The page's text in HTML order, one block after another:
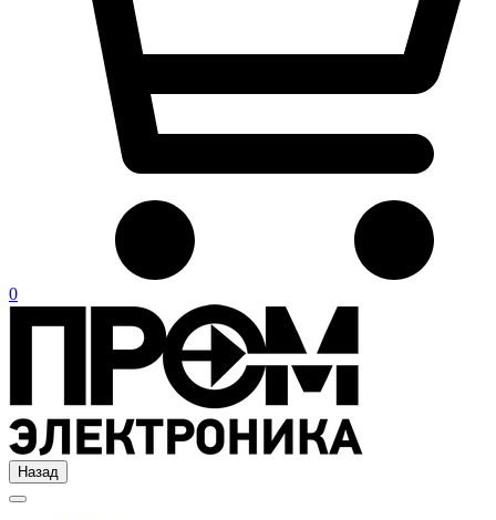
0
Назад